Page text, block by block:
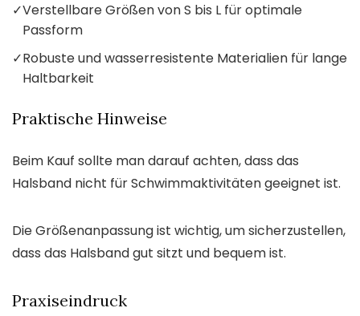
✓Verstellbare Größen von S bis L für optimale
Passform
✓Robuste und wasserresistente Materialien für lange
Haltbarkeit
Praktische Hinweise
Beim Kauf sollte man darauf achten, dass das
Halsband nicht für Schwimmaktivitäten geeignet ist.
Die Größenanpassung ist wichtig, um sicherzustellen,
dass das Halsband gut sitzt und bequem ist.
Praxiseindruck